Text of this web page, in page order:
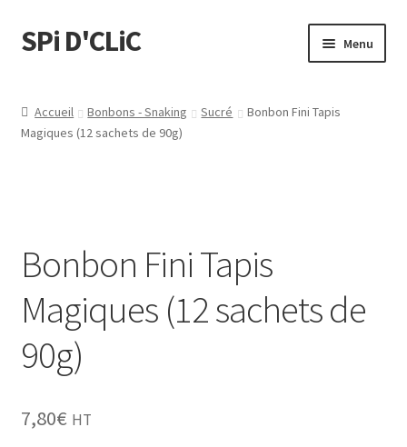
SPi D'CLiC Menu
Filtres
Menthol
Briquets
Chichas
Grinders
Accueil Bonbons - Snaking Sucré
Bonbon Fini Tapis
Magiques (12 sachets de 90g)
Bonbon Fini Tapis
Magiques (12 sachets de
90g)
7,80€ HT